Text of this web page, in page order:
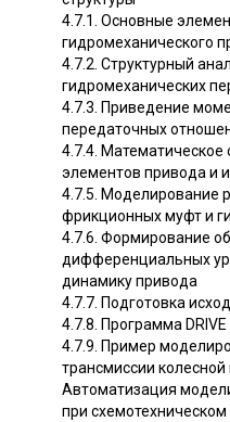
4.7.1. Основные
гидромеханического
4.7.2. Структурный
гидромеханических
4.7.3. Приведение
передаточных
4.7.4. Математическое
элементов привода и
4.7.5. Моделирование
фрикционных муфт и
4.7.6. Формирование
дифференциальных
динамику привода
4.7.7. Подготовка
4.7.8. Программа
4.7.9. Пример
трансмиссии
Автоматизация
при